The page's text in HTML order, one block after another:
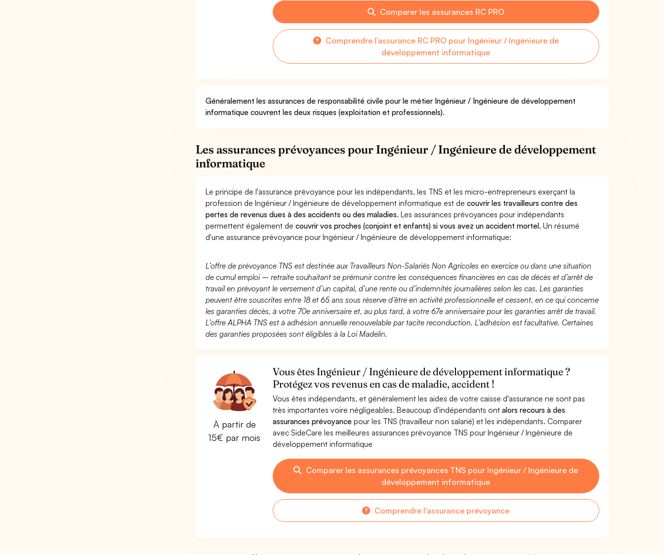
Comparer les assurances RC PRO
Comprendre l'assurance RC PRO pour Ingénieur / Ingénieure de
développement informatique
Généralement les assurances de responsabilité civile pour le métier Ingénieur / Ingénieure de développement
informatique couvrent les deux risques (exploitation et professionnels).
Les assurances prévoyances pour Ingénieur / Ingénieure de développement
informatique
Le principe de l'assurance prévoyance pour les indépendants, les TNS et les micro-entrepreneurs exerçant la
profession de Ingénieur / Ingénieure de développement informatique est decouvrir les travailleurs contre des
pertes de revenus dues à des accidents ou des maladies. Les assurances prévoyances pour indépendants
permettent également decouvrir vos proches (conjoint et enfants) si vous avez un accident mortel. Un résumé
d'une assurance prévoyance pour Ingénieur / Ingénieure de développement informatique:
L’offre de prévoyance TNS est destinée aux Travailleurs Non-Salariés Non Agricoles en exercice ou dans une situation
de cumul emploi – retraite souhaitant se prémunir contre les conséquences financières en cas de décès et d’arrêt de
travail en prévoyant le versement d’un capital, d’une rente ou d’indemnités journalières selon les cas. Les garanties
peuvent être souscrites entre 18 et 65 ans sous réserve d’être en activité professionnelle et cessent, en ce qui concerne
les garanties décès, à votre 70e anniversaire et, au plus tard, à votre 67e anniversaire pour les garanties arrêt de travail.
L’offre ALPHA TNS est à adhésion annuelle renouvelable par tacite reconduction. L’adhésion est facultative. Certaines
des garanties proposées sont éligibles à la Loi Madelin.
À partir de
15€ par mois
Vous êtes Ingénieur / Ingénieure de développement informatique ?
Protégez vos revenus en cas de maladie, accident !
Vous êtes indépendants, et généralement les aides de votre caisse d'assurance ne sont pas
très importantes voire négligeables. Beaucoup d'indépendants ont alors recours à des
assurances prévoyancepour les TNS (travailleur non salarié) et les indépendants. Comparer
avec SideCare les meilleures assurances prévoyance TNS pour Ingénieur / Ingénieure de
développement informatique
Comparer les assurances prévoyances TNS pour Ingénieur / Ingénieure de
développement informatique
Comprendre l'assurance prévoyance